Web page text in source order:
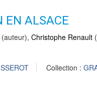
EN ALSACE
(auteur), Christophe Renault
Collection :